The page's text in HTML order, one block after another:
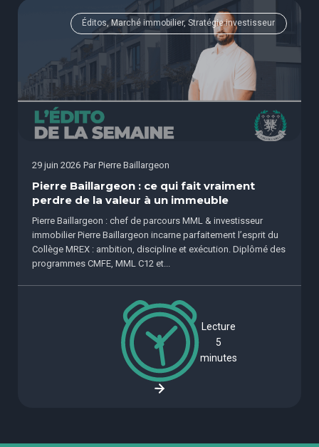
Éditos, Marché immobilier, Stratégie investisseur
29 juin 2026 Par Pierre Baillargeon
Pierre Baillargeon : ce qui fait vraiment
perdre de la valeur à un immeuble
Pierre Baillargeon : chef de parcours MML & investisseur
immobilier Pierre Baillargeon incarne parfaitement l’esprit du
Collège MREX : ambition, discipline et exécution. Diplômé des
programmes CMFE, MML C12 et...
Lecture
5
minutes